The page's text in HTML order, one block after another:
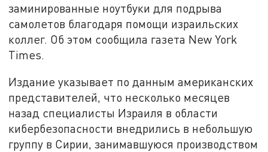
заминированные ноутбуки для подрыва
самолетов благодаря помощи израильских
коллег. Об этом сообщила газета New York
Times.
Издание указывает по данным американских
представителей, что несколько месяцев
назад специалисты Израиля в области
кибербезопасности внедрились в небольшую
группу в Сирии, занимавшуюся производством